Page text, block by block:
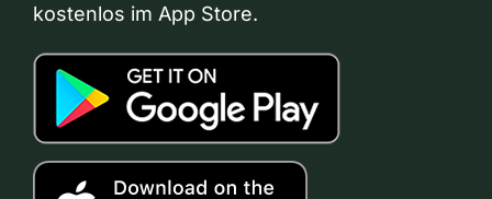
kostenlos im App Store.